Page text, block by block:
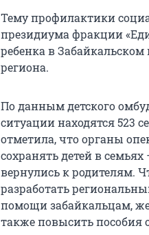
Тему профилактики
президиума фракции
ребенка в
региона.
По данным детского
ситуации находятся 523
отметила, что органы
сохранять детей в
вернулись к родителям.
разработать
помощи забайкальцам,
также повысить пособия